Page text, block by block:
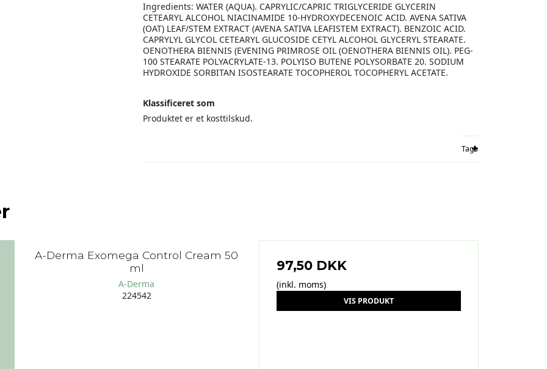
Ingredients: WATER (AQUA). CAPRYLIC/CAPRIC TRIGLYCERIDE GLYCERIN
CETEARYL ALCOHOL NIACINAMIDE 10-HYDROXYDECENOIC ACID. AVENA SATIVA
(OAT) LEAF/STEM EXTRACT (AVENA SATIVA LEAFISTEM EXTRACT). BENZOIC ACID.
CAPRYLYL GLYCOL CETEARYL GLUCOSIDE CETYL ALCOHOL GLYCERYL STEARATE.
OENOTHERA BIENNIS (EVENING PRIMROSE OIL (OENOTHERA BIENNIS OIL). PEG-
100 STEARATE POLYACRYLATE-13. POLYISO BUTENE POLYSORBATE 20. SODIUM
HYDROXIDE SORBITAN ISOSTEARATE TOCOPHEROL TOCOPHERYL ACETATE.
Klassificeret som
Produktet er et kosttilskud.
Tags
A-Derma Exomega Control Cream 50
ml
A-Derma
224542
97,50 DKK
(inkl. moms)
VIS PRODUKT